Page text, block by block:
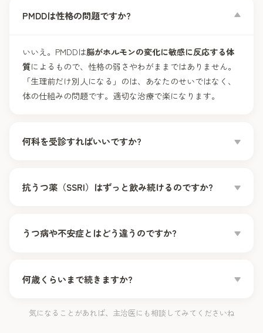
PMDDは性格の問題ですか?
いいえ。PMDDは脳がホルモンの変化に敏感に反応する体
質によるもので、性格の弱さやわがままではありません。
「生理前だけ別人になる」のは、あなたのせいではなく、
体の仕組みの問題です。適切な治療で楽になります。
何科を受診すればいいですか?
科・心療内科、体の症状やピルでの治療を考えるなら
婦人
いところから大丈夫です。
抗うつ薬（SSRI）はずっと飲み続けるのですか?
す。うつ病と違ってPMDDでは数日で効果が出るため、毎
うつ病や不安症とはどう違うのですか?
性です。うつ病や不安症は時期に関係なく続きます。ただ
ため、毎日の症状記録で見分けていきます。
何歳くらいまで続きますか?
PMDDは月経周期に伴うものなので、基本的に閉経で自然
気になることがあれば、主治医にも相談してみてくださいね